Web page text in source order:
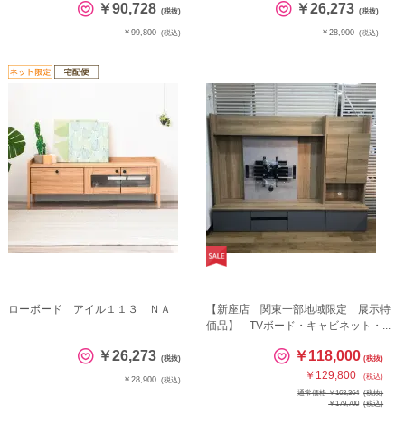
￥90,728 (税抜)
￥99,800 (税込)
￥26,273 (税抜)
￥28,900 (税込)
ローボード アイル１１３ ＮＡ
￥26,273 (税抜)
￥28,900 (税込)
【新座店 関東一部地域限定 展示特
価品】 TVボード・キャビネット・...
￥118,000 (税抜)
￥129,800
(税込)
通常価格 ￥163,364 (税抜)
￥179,700 (税込)